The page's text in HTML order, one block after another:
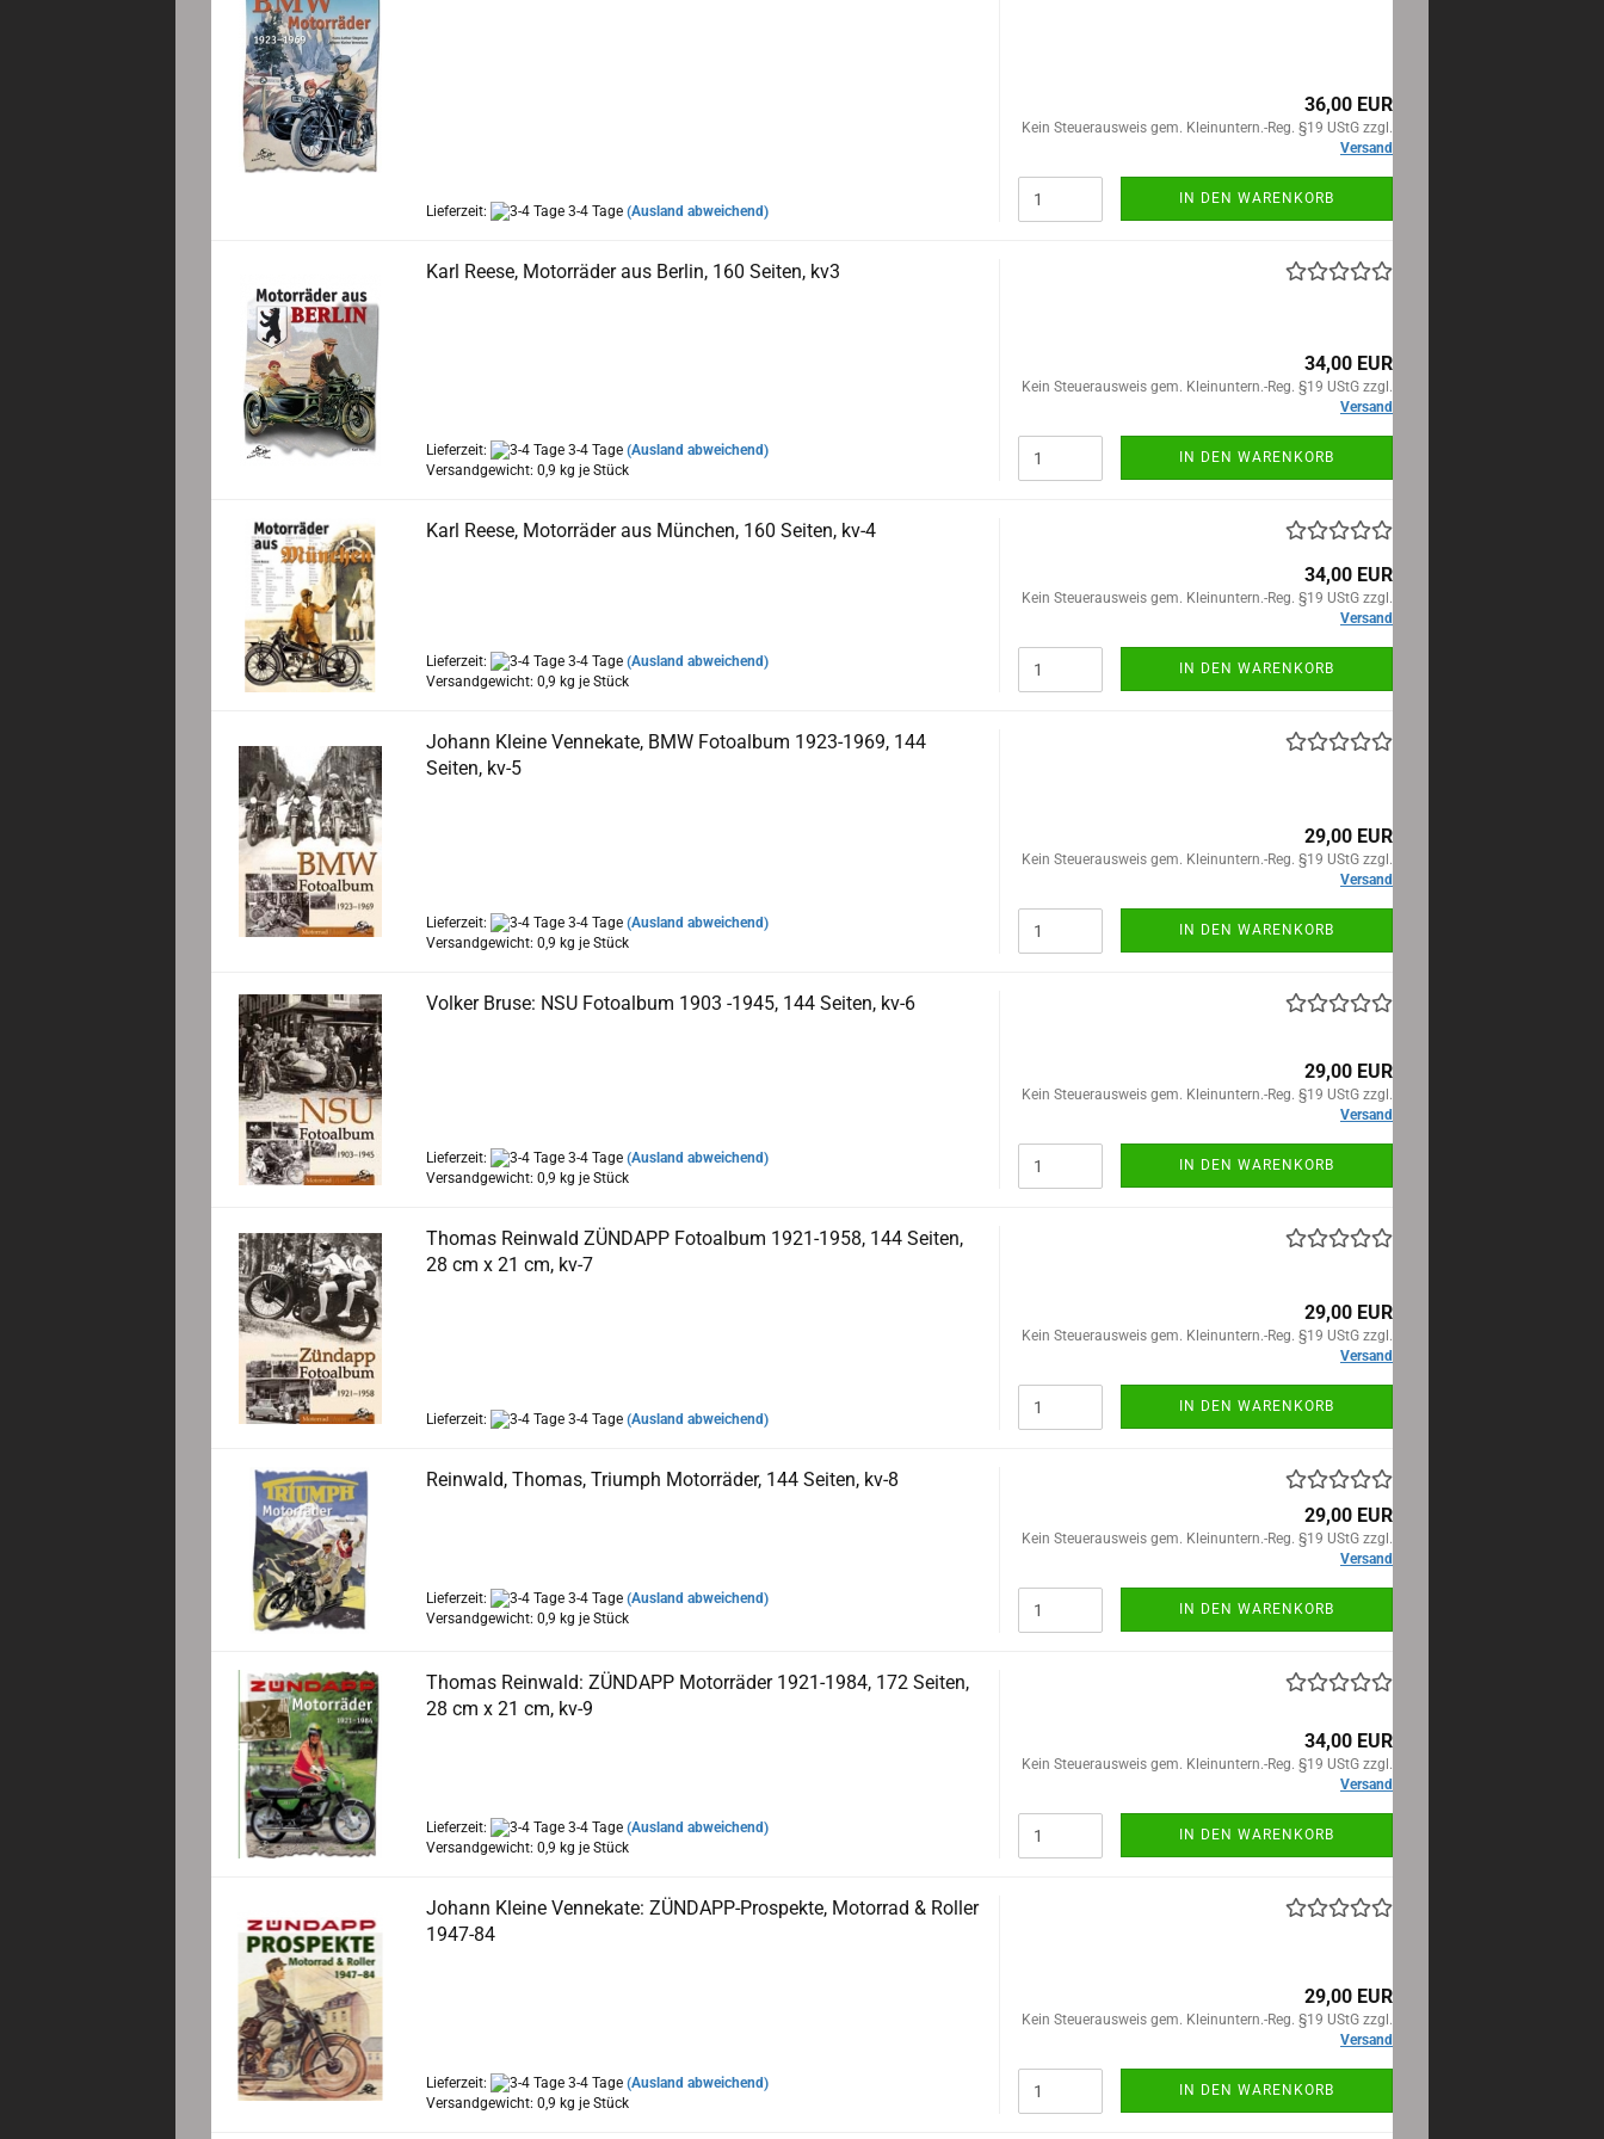
Lieferzeit: 3-4 Tage (Ausland abweichend)
36,00 EUR
Kein Steuerausweis gem. Kleinuntern.-Reg. §19 UStG zzgl.
Versand
IN DEN WARENKORB
Karl Reese, Motorräder aus Berlin, 160 Seiten, kv3
Lieferzeit: 3-4 Tage (Ausland abweichend)
Versandgewicht: 0,9 kg je Stück
34,00 EUR
Kein Steuerausweis gem. Kleinuntern.-Reg. §19 UStG zzgl.
Versand
IN DEN WARENKORB
Karl Reese, Motorräder aus München, 160 Seiten, kv-4
Lieferzeit: 3-4 Tage (Ausland abweichend)
Versandgewicht: 0,9 kg je Stück
34,00 EUR
Kein Steuerausweis gem. Kleinuntern.-Reg. §19 UStG zzgl.
Versand
IN DEN WARENKORB
Johann Kleine Vennekate, BMW Fotoalbum 1923-1969, 144
Seiten, kv-5
Lieferzeit: 3-4 Tage (Ausland abweichend)
Versandgewicht: 0,9 kg je Stück
29,00 EUR
Kein Steuerausweis gem. Kleinuntern.-Reg. §19 UStG zzgl.
Versand
IN DEN WARENKORB
Volker Bruse: NSU Fotoalbum 1903 -1945, 144 Seiten, kv-6
Lieferzeit: 3-4 Tage (Ausland abweichend)
Versandgewicht: 0,9 kg je Stück
29,00 EUR
Kein Steuerausweis gem. Kleinuntern.-Reg. §19 UStG zzgl.
Versand
IN DEN WARENKORB
Thomas Reinwald ZÜNDAPP Fotoalbum 1921-1958, 144 Seiten,
28 cm x 21 cm, kv-7
Lieferzeit: 3-4 Tage (Ausland abweichend)
29,00 EUR
Kein Steuerausweis gem. Kleinuntern.-Reg. §19 UStG zzgl.
Versand
IN DEN WARENKORB
Reinwald, Thomas, Triumph Motorräder, 144 Seiten, kv-8
Lieferzeit: 3-4 Tage (Ausland abweichend)
Versandgewicht: 0,9 kg je Stück
29,00 EUR
Kein Steuerausweis gem. Kleinuntern.-Reg. §19 UStG zzgl.
Versand
IN DEN WARENKORB
Thomas Reinwald: ZÜNDAPP Motorräder 1921-1984, 172 Seiten,
28 cm x 21 cm, kv-9
Lieferzeit: 3-4 Tage (Ausland abweichend)
Versandgewicht: 0,9 kg je Stück
34,00 EUR
Kein Steuerausweis gem. Kleinuntern.-Reg. §19 UStG zzgl.
Versand
IN DEN WARENKORB
Johann Kleine Vennekate: ZÜNDAPP-Prospekte, Motorrad & Roller
1947-84
Lieferzeit: 3-4 Tage (Ausland abweichend)
Versandgewicht: 0,9 kg je Stück
29,00 EUR
Kein Steuerausweis gem. Kleinuntern.-Reg. §19 UStG zzgl.
Versand
IN DEN WARENKORB